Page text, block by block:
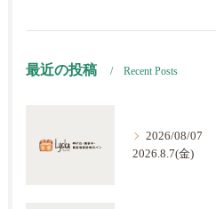
最近の投稿 Recent Posts
2026/08/07
2026.8.7(金)